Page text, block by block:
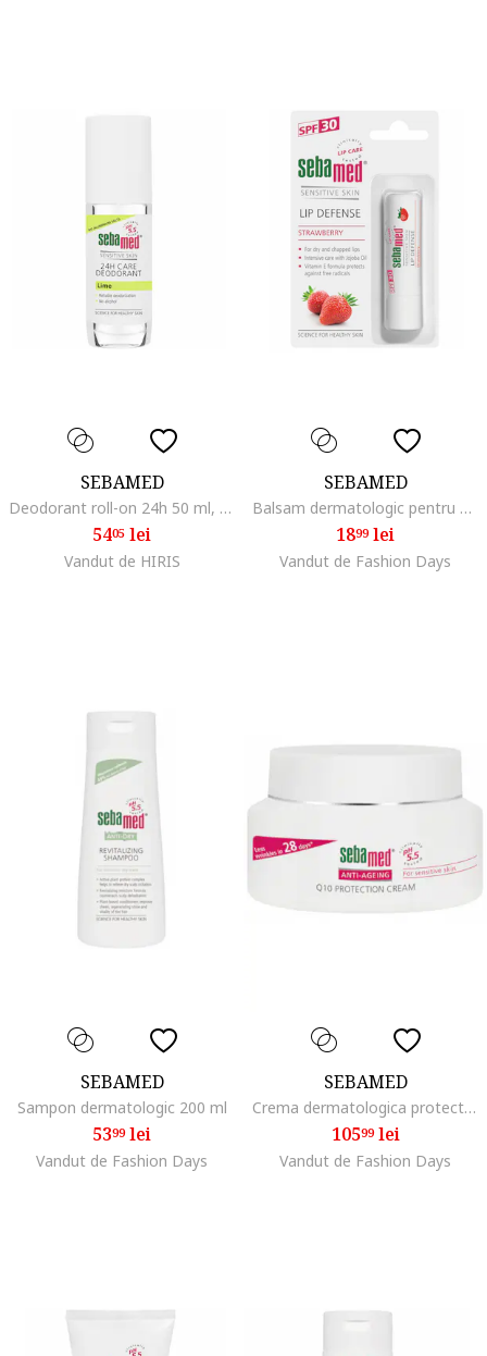
SEBAMED
Deodorant roll-on 24h 50 ml, Lime
5405 lei
Vandut de HIRIS
SEBAMED
Balsam dermatologic pentru buze Semabed cu aroma de capsune, 4.8 g
1899lei
Vandut de Fashion Days
SEBAMED
Sampon dermatologic 200 ml
5399lei
Vandut de Fashion Days
SEBAMED
Crema dermatologica protectoare de fata cu Q10 50 ml
10599lei
Vandut de Fashion Days